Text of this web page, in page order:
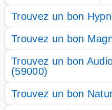
Trouvez un bon
Trouvez un bon
Trouvez un bon
(59000)
Trouvez un bon